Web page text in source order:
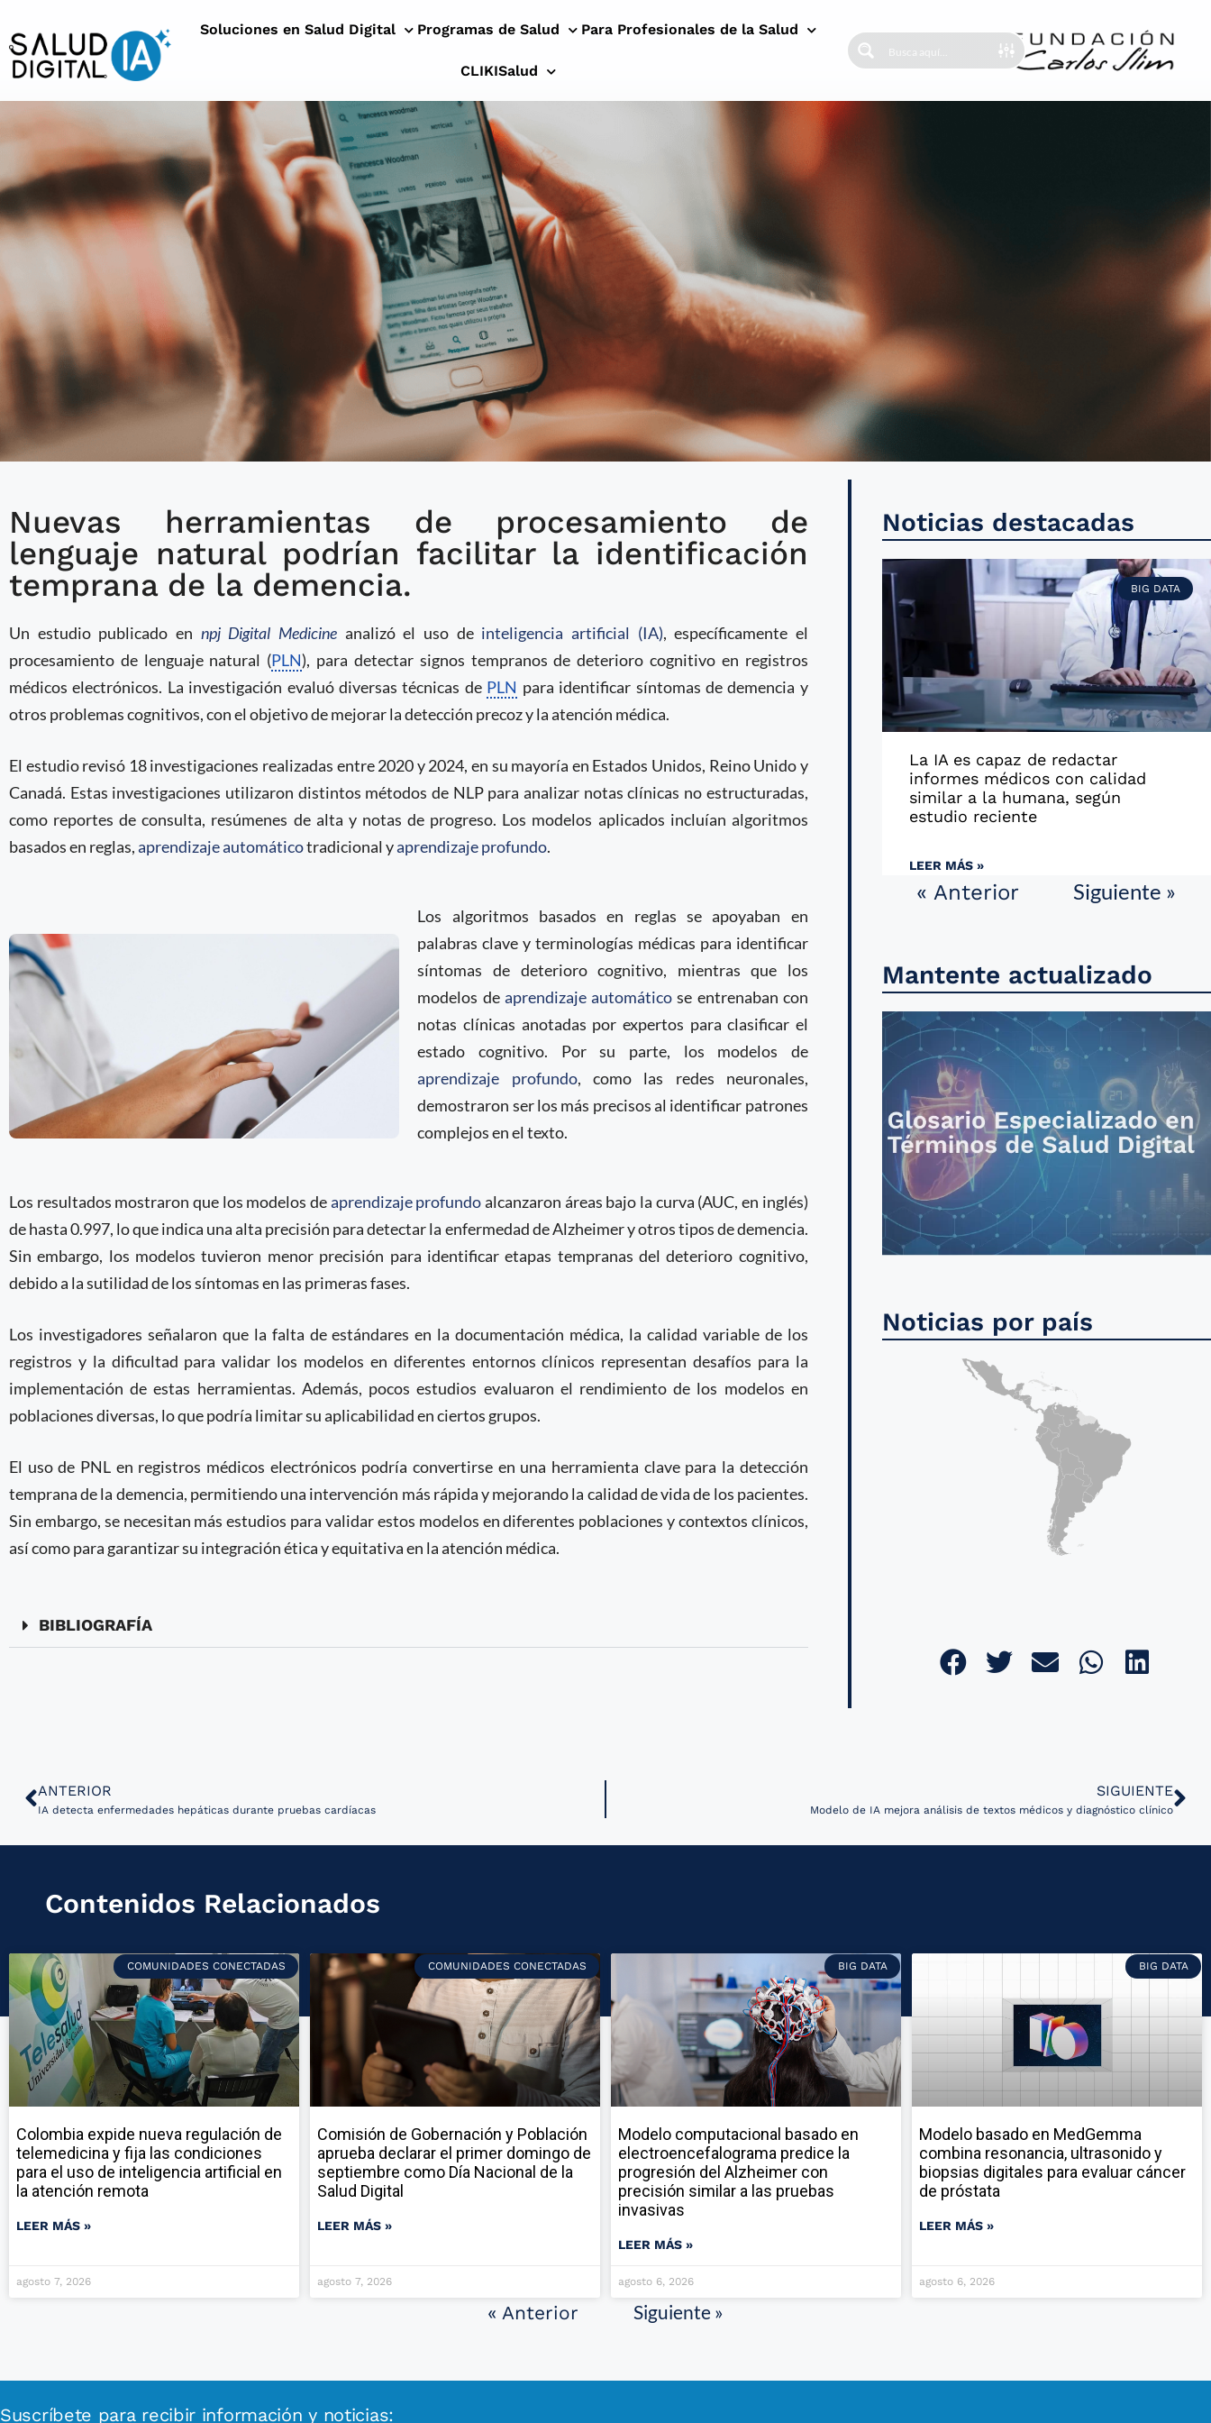
Soluciones en Salud Digital Programas de Salud Para Profesionales de la Salud
CLIKISalud
IA y registros médicos electrónicos ayudan a
detectar deterioro cognitivo
Nuevas herramientas de procesamiento de
lenguaje natural podrían facilitar la identificación
temprana de la demencia.
Un estudio publicado en npj Digital Medicineanalizó el uso de inteligencia artificial (IA), específicamente el
procesamiento de lenguaje natural (PLN), para detectar signos tempranos de deterioro cognitivo en registros
médicos electrónicos. La investigación evaluó diversas técnicas de PLN para identificar síntomas de demencia y
otros problemas cognitivos, con el objetivo de mejorar la detección precoz y la atención médica.
El estudio revisó 18 investigaciones realizadas entre 2020 y 2024, en su mayoría en Estados Unidos, Reino Unido y
Canadá. Estas investigaciones utilizaron distintos métodos de NLP para analizar notas clínicas no estructuradas,
como reportes de consulta, resúmenes de alta y notas de progreso. Los modelos aplicados incluían algoritmos
basados en reglas,aprendizaje automáticotradicional yaprendizaje profundo.
Los algoritmos basados en reglas se apoyaban en
palabras clave y terminologías médicas para identificar
síntomas de deterioro cognitivo, mientras que los
modelos de aprendizaje automático se entrenaban con
notas clínicas anotadas por expertos para clasificar el
estado cognitivo. Por su parte, los modelos de
aprendizaje profundo, como las redes neuronales,
demostraron ser los más precisos al identificar patrones
complejos en el texto.
Los resultados mostraron que los modelos deaprendizaje profundoalcanzaron áreas bajo la curva (AUC, en inglés)
de hasta 0.997, lo que indica una alta precisión para detectar la enfermedad de Alzheimer y otros tipos de demencia.
Sin embargo, los modelos tuvieron menor precisión para identificar etapas tempranas del deterioro cognitivo,
debido a la sutilidad de los síntomas en las primeras fases.
Los investigadores señalaron que la falta de estándares en la documentación médica, la calidad variable de los
registros y la dificultad para validar los modelos en diferentes entornos clínicos representan desafíos para la
implementación de estas herramientas. Además, pocos estudios evaluaron el rendimiento de los modelos en
poblaciones diversas, lo que podría limitar su aplicabilidad en ciertos grupos.
El uso de PNL en registros médicos electrónicos podría convertirse en una herramienta clave para la detección
temprana de la demencia, permitiendo una intervención más rápida y mejorando la calidad de vida de los pacientes.
Sin embargo, se necesitan más estudios para validar estos modelos en diferentes poblaciones y contextos clínicos,
así como para garantizar su integración ética y equitativa en la atención médica.
BIBLIOGRAFÍA
Noticias destacadas
BIG DATA
La IA es capaz de redactar
informes médicos con calidad
similar a la humana, según
estudio reciente
LEER MÁS »
« Anterior Siguiente »
Mantente actualizado
Noticias por país
ANTERIOR
IA detecta enfermedades hepáticas durante pruebas cardíacas
SIGUIENTE
Modelo de IA mejora análisis de textos médicos y diagnóstico clínico
Contenidos Relacionados
COMUNIDADES CONECTADAS
Colombia expide nueva regulación de
telemedicina y fija las condiciones
para el uso de inteligencia artificial en
la atención remota
LEER MÁS »
agosto 7, 2026
COMUNIDADES CONECTADAS
Comisión de Gobernación y Población
aprueba declarar el primer domingo de
septiembre como Día Nacional de la
Salud Digital
LEER MÁS »
agosto 7, 2026
BIG DATA
Modelo computacional basado en
electroencefalograma predice la
progresión del Alzheimer con
precisión similar a las pruebas
invasivas
LEER MÁS »
agosto 6, 2026
BIG DATA
Modelo basado en MedGemma
combina resonancia, ultrasonido y
biopsias digitales para evaluar cáncer
de próstata
LEER MÁS »
agosto 6, 2026
« Anterior Siguiente »
Suscríbete para recibir información y noticias: